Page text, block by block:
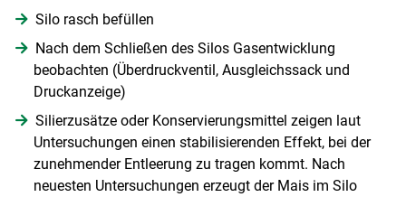
Silo rasch befüllen
Nach dem Schließen des Silos Gasentwicklung
beobachten (Überdruckventil, Ausgleichssack und
Druckanzeige)
Silierzusätze oder Konservierungsmittel zeigen laut
Untersuchungen einen stabilisierenden Effekt, bei der
zunehmender Entleerung zu tragen kommt. Nach
neuesten Untersuchungen erzeugt der Mais im Silo